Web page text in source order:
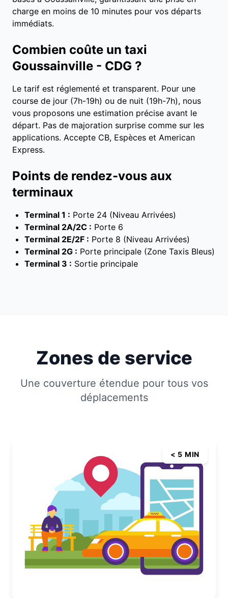
charge en moins de 10 minutes pour vos départs
immédiats.
Combien coûte un taxi
Goussainville - CDG ?
Le tarif est réglementé et transparent. Pour une
course de jour (7h-19h) ou de nuit (19h-7h), nous
vous proposons une estimation précise avant le
départ. Pas de majoration surprise comme sur les
applications. Accepte CB, Espèces et American
Express.
Points de rendez-vous aux
terminaux
Terminal 1 : Porte 24 (Niveau Arrivées)
Terminal 2A/2C : Porte 6
Terminal 2E/2F : Porte 8 (Niveau Arrivées)
Terminal 2G : Porte principale (Zone Taxis Bleus)
Terminal 3 : Sortie principale
Zones de service
Une couverture étendue pour tous vos
déplacements
< 5 MIN